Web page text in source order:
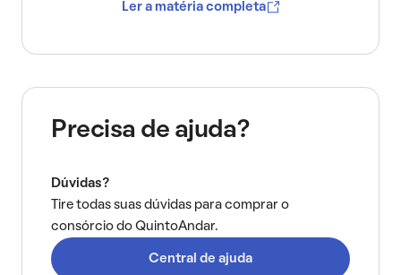
Ler a matéria completa
Precisa de ajuda?
Dúvidas?
Tire todas suas dúvidas para comprar o
consórcio do QuintoAndar.
Central de ajuda